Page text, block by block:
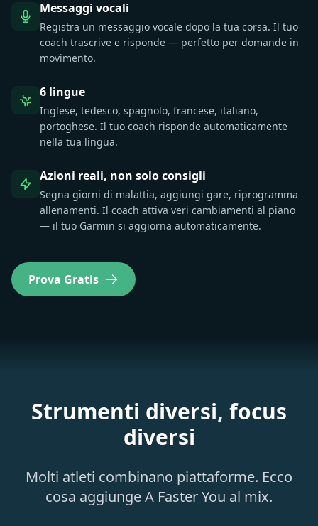
Messaggi vocali
Registra un messaggio vocale dopo la tua corsa. Il tuo
coach trascrive e risponde — perfetto per domande in
movimento.
6 lingue
Inglese, tedesco, spagnolo, francese, italiano,
portoghese. Il tuo coach risponde automaticamente
nella tua lingua.
Azioni reali, non solo consigli
Segna giorni di malattia, aggiungi gare, riprogramma
allenamenti. Il coach attiva veri cambiamenti al piano
— il tuo Garmin si aggiorna automaticamente.
Prova Gratis
Strumenti diversi, focus
diversi
Molti atleti combinano piattaforme. Ecco
cosa aggiunge A Faster You al mix.